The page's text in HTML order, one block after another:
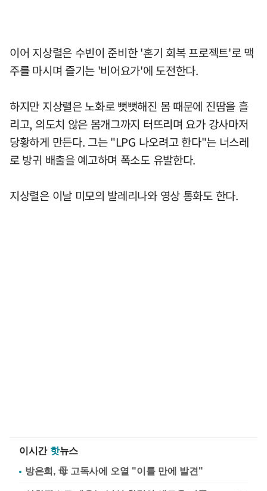
이어 지상렬은 수빈이 준비한 '혼기 회복 프로젝트'로 맥
주를 마시며 즐기는 '비어요가'에 도전한다.
하지만 지상렬은 노화로 뻣뻣해진 몸 때문에 진땀을 흘
리고, 의도치 않은 몸개그까지 터뜨리며 요가 강사마저
당황하게 만든다. 그는 "LPG 나오려고 한다"는 너스레
로 방귀 배출을 예고하며 폭소도 유발한다.
지상렬은 이날 미모의 발레리나와 영상 통화도 한다.
이시간 핫뉴스
방은희, 母 고독사에 오열 "이틀 만에 발견"